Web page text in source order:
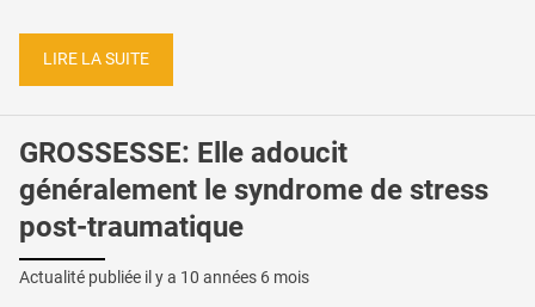
LIRE LA SUITE
GROSSESSE: Elle adoucit
généralement le syndrome de stress
post-traumatique
Actualité publiée il y a 10 années 6 mois